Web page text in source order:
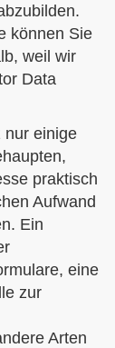
können Sie
weil wir
Data
nur einige
praktisch
Aufwand
Ein
eine
zur
Arten